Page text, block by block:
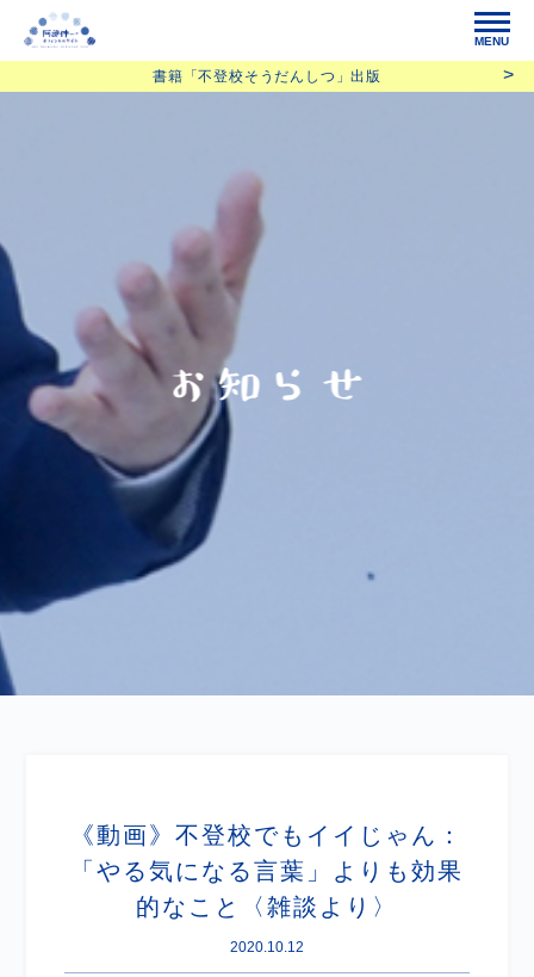
MENU
書籍「不登校そうだんしつ」出版
《動画》不登校でもイイじゃん：
「やる気になる言葉」よりも効果
的なこと〈雑談より〉
2020.10.12